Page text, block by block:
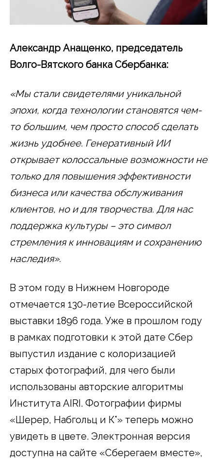
Александр Анащенко, председатель
Волго-Вятского банка Сбербанка:
«Мы стали свидетелями уникальной
эпохи, когда технологии становятся чем-
то большим, чем просто способ сделать
жизнь удобнее. Генеративный ИИ
открывает колоссальные возможности не
только для повышения эффективности
бизнеса или качества обслуживания
клиентов, но и для творчества. Для нас
поддержка культуры – это символ
стремления к инновациям и сохранению
наследия».
В этом году в Нижнем Новгороде
отмечается 130-летие Всероссийской
выставки 1896 года. Уже в прошлом году
в рамках подготовки к этой дате Сбер
выпустил издание с колоризацией
старых фотографий, для чего были
использованы авторские алгоритмы
Института AIRI. Фотографии фирмы
«Шерер, Набгольц и К°» теперь можно
увидеть в цвете. Электронная версия
доступна на сайте «Сберегаем вместе»,